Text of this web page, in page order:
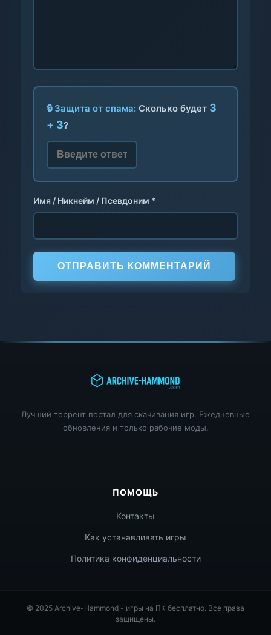
🔒 Защита от спама: Сколько будет 3
+ 3?
Имя / Никнейм / Псевдоним *
ОТПРАВИТЬ КОММЕНТАРИЙ
Лучший торрент портал для скачивания игр. Ежедневные
обновления и только рабочие моды.
ПОМОЩЬ
Контакты
Как устанавливать игры
Политика конфиденциальности
© 2025 Archive-Hammond - игры на ПК бесплатно. Все права
защищены.